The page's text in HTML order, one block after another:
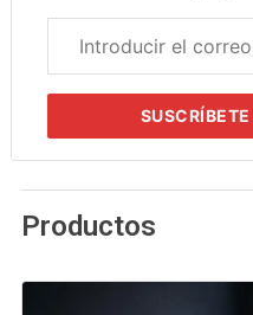
electrónico
Productos